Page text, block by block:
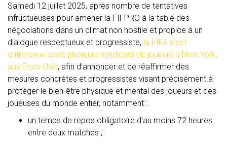
Samedi 12 juillet 2025, après nombre de tentatives
infructueuses pour amener la FIFPRO à la table des
négociations dans un climat non hostile et propice à un
dialogue respectueux et progressiste, la FIFA s’est
entretenue avec plusieurs syndicats de joueurs à New York,
aux États-Unis, afin d’annoncer et de réaffirmer des
mesures concrètes et progressistes visant précisément à
protéger le bien-être physique et mental des joueurs et des
joueuses du monde entier, notamment :
un temps de repos obligatoire d’au moins 72 heures
entre deux matches ;